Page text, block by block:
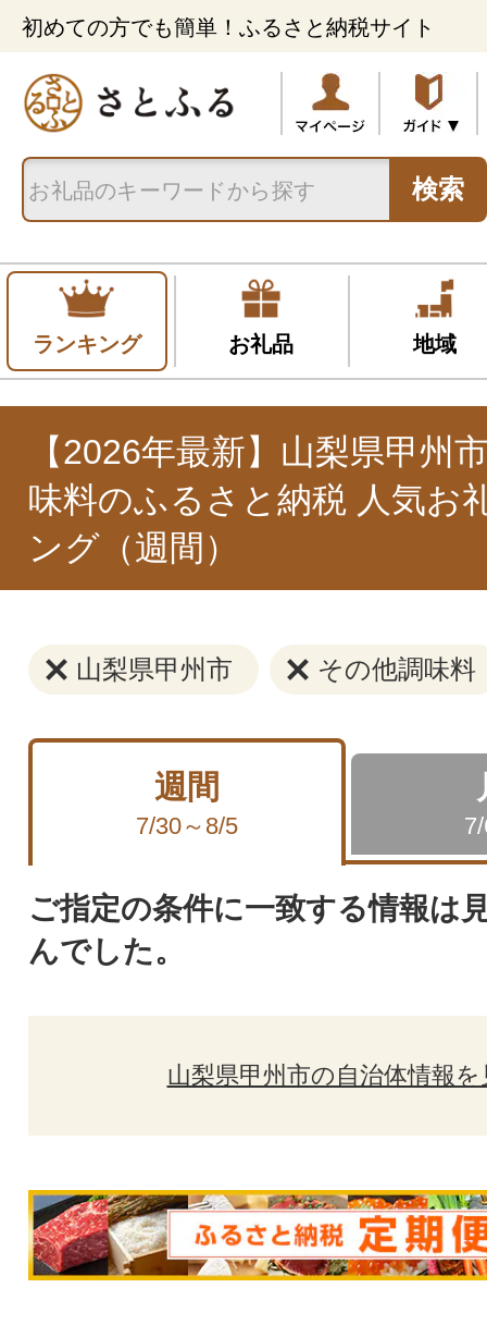
初めての方でも簡単！ふるさと納税サイト
検索
ランキング お礼品 地域
【2026年最新】山梨県甲州
味料のふるさと納税 人気お
ング（週間）
山梨県甲州市 その他調味料
週間
7/30～8/5
ご指定の条件に一致する情報は
んでした。
山梨県甲州市の自治体情報を